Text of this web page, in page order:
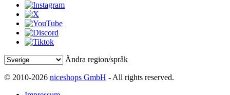
Ändra region/språk
© 2010-2026 niceshops GmbH - All rights reserved.